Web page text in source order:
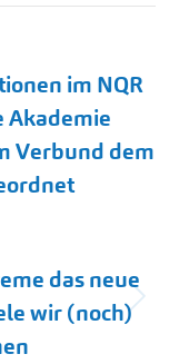
im NQR
Akademie
Verbund dem
das neue
wir (noch)